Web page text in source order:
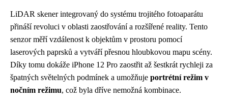
LiDAR skener integrovaný do systému trojitého fotoaparátu
přináší revoluci v oblasti zaostřování a rozšířené reality. Tento
senzor měří vzdálenost k objektům v prostoru pomocí
laserových paprsků a vytváří přesnou hloubkovou mapu scény.
Díky tomu dokáže iPhone 12 Pro zaostřit až šestkrát rychleji za
špatných světelných podmínek a umožňuje portrétní režim v
nočním režimu, což byla dříve nemožná kombinace.